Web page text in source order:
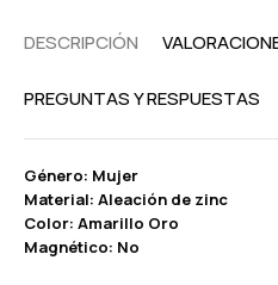
DESCRIPCIÓN
PREGUNTAS Y RESPUESTAS
Género: Mujer
Material: Aleación de zinc
Color: Amarillo Oro
Magnético: No